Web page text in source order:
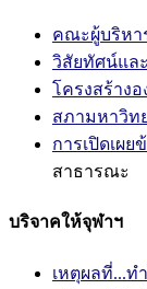
คณะผู้บริหา
วิสัยทัศน์แล
โครงสร้างอ
สภามหาวิท
การเปิดเผ
สาธารณะ
บริจาคให้จุฬาฯ
เหตุผลที่...ท